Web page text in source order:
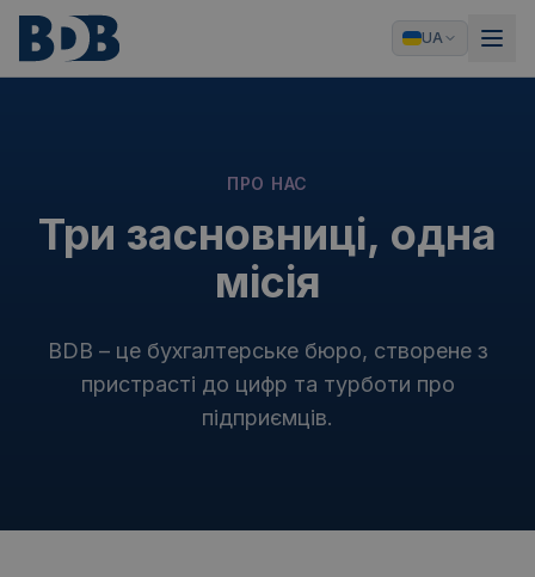
UA
ПРО НАС
Три засновниці, одна
місія
BDB – це бухгалтерське бюро, створене з
пристрасті до цифр та турботи про
підприємців.